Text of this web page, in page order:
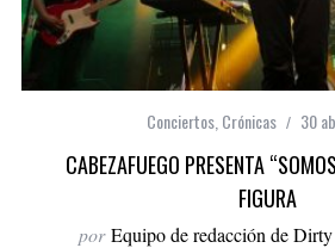
Conciertos Crónicas 30
CABEZAFUEGO PRESENTA
FIGURA
por Equipo de redacción de